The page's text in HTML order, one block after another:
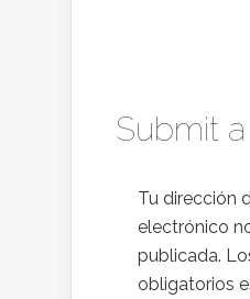
Submit
Tu dirección
electrónico
publicada.
obligatorios